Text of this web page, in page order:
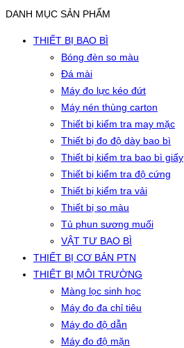
DANH MỤC SẢN PHẨM
THIẾT BỊ BAO BÌ
Bóng đèn so màu
Đá mài
Máy đo lực kéo đứt
Máy nén thùng carton
Thiết bị kiểm tra may mặc
Thiết bị đo độ dày bao bì
Thiết bị kiểm tra bao bì giấy
Thiết bị kiểm tra độ cứng
Thiết bị kiểm tra vải
Thiết bị so màu
Tủ phun sương muối
VẬT TƯ BAO BÌ
THIẾT BỊ CƠ BẢN PTN
THIẾT BỊ MÔI TRƯỜNG
Màng lọc sinh học
Máy đo đa chỉ tiêu
Máy đo độ dẫn
Máy đo độ mặn